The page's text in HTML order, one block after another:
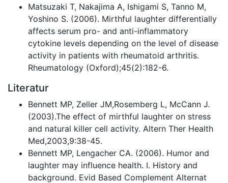
Matsuzaki T, Nakajima A, Ishigami S, Tanno M,
Yoshino S. (2006). Mirthful laughter differentially
affects serum pro- and anti-inflammatory
cytokine levels depending on the level of disease
activity in patients with rheumatoid arthritis.
Rheumatology (Oxford);45(2):182-6.
Literatur
Bennett MP, Zeller JM,Rosemberg L, McCann J.
(2003).The effect of mirthful laughter on stress
and natural killer cell activity. Altern Ther Health
Med,2003,9:38-45.
Bennett MP, Lengacher CA. (2006). Humor and
laughter may influence health. I. History and
background. Evid Based Complement Alternat